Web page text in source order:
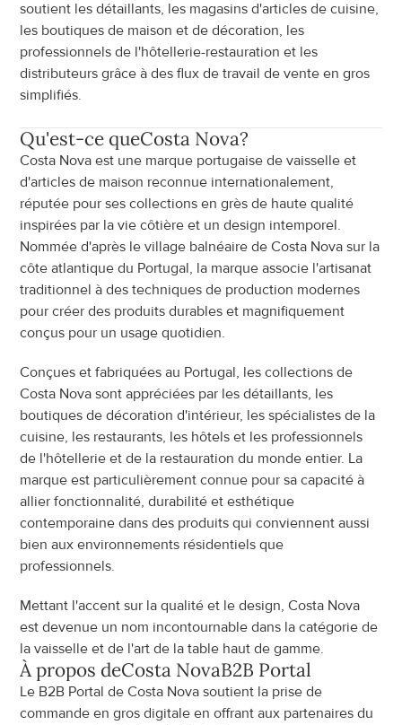
soutient les détaillants, les magasins d'articles de cuisine,
les boutiques de maison et de décoration, les
professionnels de l'hôtellerie-restauration et les
distributeurs grâce à des flux de travail de vente en gros
simplifiés.
Qu'est-ce queCosta Nova?
Costa Nova est une marque portugaise de vaisselle et
d'articles de maison reconnue internationalement,
réputée pour ses collections en grès de haute qualité
inspirées par la vie côtière et un design intemporel.
Nommée d'après le village balnéaire de Costa Nova sur la
côte atlantique du Portugal, la marque associe l'artisanat
traditionnel à des techniques de production modernes
pour créer des produits durables et magnifiquement
conçus pour un usage quotidien.
Conçues et fabriquées au Portugal, les collections de
Costa Nova sont appréciées par les détaillants, les
boutiques de décoration d'intérieur, les spécialistes de la
cuisine, les restaurants, les hôtels et les professionnels
de l'hôtellerie et de la restauration du monde entier. La
marque est particulièrement connue pour sa capacité à
allier fonctionnalité, durabilité et esthétique
contemporaine dans des produits qui conviennent aussi
bien aux environnements résidentiels que
professionnels.
Mettant l'accent sur la qualité et le design, Costa Nova
est devenue un nom incontournable dans la catégorie de
la vaisselle et de l'art de la table haut de gamme.
À propos deCosta NovaB2B Portal
Le B2B Portal de Costa Nova soutient la prise de
commande en gros digitale en offrant aux partenaires du